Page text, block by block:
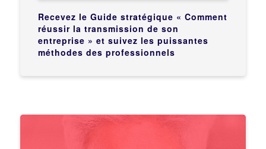
Recevez le Guide stratégique « Comment
réussir la transmission de son
entreprise » et suivez les puissantes
méthodes des professionnels